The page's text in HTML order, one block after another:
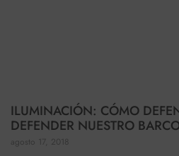
ILUMINACIÓN: CÓMO
DEFENDER NUESTRO
agosto 17, 2018